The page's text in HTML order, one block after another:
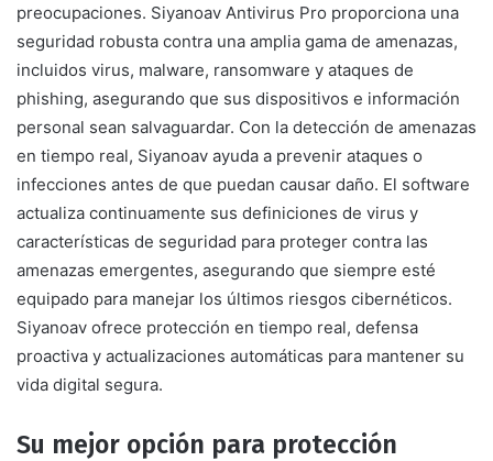
preocupaciones. Siyanoav Antivirus Pro proporciona una
seguridad robusta contra una amplia gama de amenazas,
incluidos virus, malware, ransomware y ataques de
phishing, asegurando que sus dispositivos e información
personal sean salvaguardar. Con la detección de amenazas
en tiempo real, Siyanoav ayuda a prevenir ataques o
infecciones antes de que puedan causar daño. El software
actualiza continuamente sus definiciones de virus y
características de seguridad para proteger contra las
amenazas emergentes, asegurando que siempre esté
equipado para manejar los últimos riesgos cibernéticos.
Siyanoav ofrece protección en tiempo real, defensa
proactiva y actualizaciones automáticas para mantener su
vida digital segura.
Su mejor opción para protección